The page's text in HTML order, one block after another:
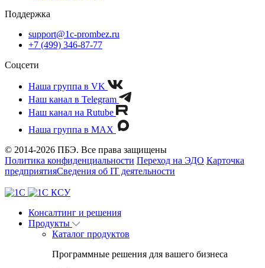
Поддержка
support@1c-prombez.ru
+7 (499) 346-87-77
Соцсети
Наша группа в VK
Наш канал в Telegram
Наш канал на Rutube
Наша группа в MAX
© 2014-2026 ПБЭ. Все права защищены
Политика конфиденциальности Переход на ЭДО Карточка
предприятияСведения об IT деятельности
Консалтинг и решения
Продукты
Каталог продуктов
Программные решения для вашего бизнеса